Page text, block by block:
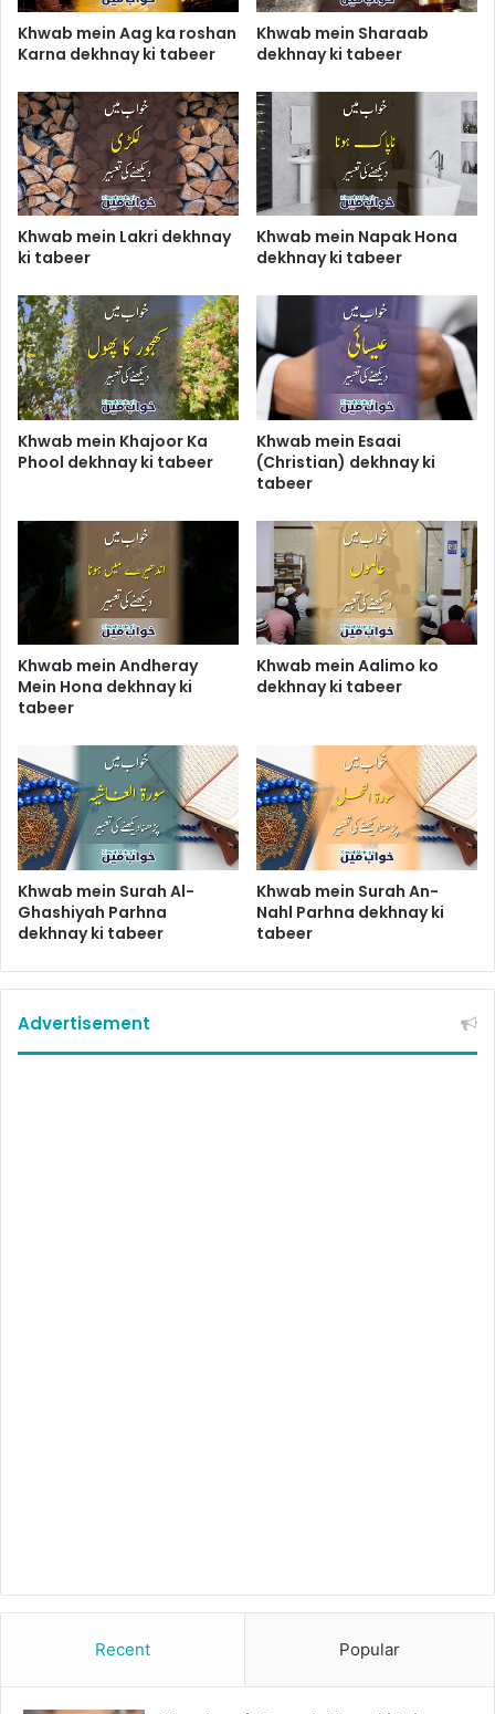
Khwab mein Aag ka roshan
Karna dekhnay ki tabeer
Khwab mein Sharaab
dekhnay ki tabeer
Khwab mein Lakri dekhnay
ki tabeer
Khwab mein Napak Hona
dekhnay ki tabeer
Khwab mein Khajoor Ka
Phool dekhnay ki tabeer
Khwab mein Esaai
(Christian) dekhnay ki
tabeer
Khwab mein Andheray
Mein Hona dekhnay ki
tabeer
Khwab mein Aalimo ko
dekhnay ki tabeer
Khwab mein Surah Al-
Ghashiyah Parhna
dekhnay ki tabeer
Khwab mein Surah An-
Nahl Parhna dekhnay ki
tabeer
Advertisement
Recent Popular